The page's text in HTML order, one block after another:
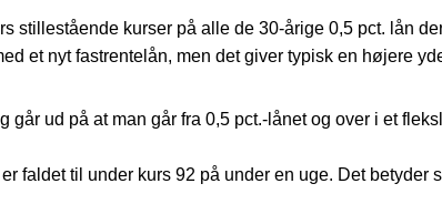
stillestående kurser på alle de 30-årige 0,5 pct. lån
et nyt fastrentelån, men det giver typisk en højere
går ud på at man går fra 0,5 pct.-lånet og over i et
faldet til under kurs 92 på under en uge. Det